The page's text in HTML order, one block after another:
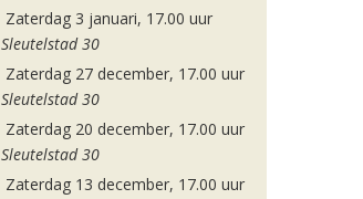
Zaterdag 3 januari, 17.00 uur
Sleutelstad 30
Zaterdag 27 december, 17.00 uur
Sleutelstad 30
Zaterdag 20 december, 17.00 uur
Sleutelstad 30
Zaterdag 13 december, 17.00 uur